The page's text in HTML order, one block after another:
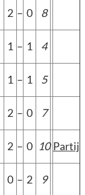
2 – 0
8
1 – 1
4
1 – 1
5
2 – 0
7
2 – 0 10 Partij
0 – 2
9